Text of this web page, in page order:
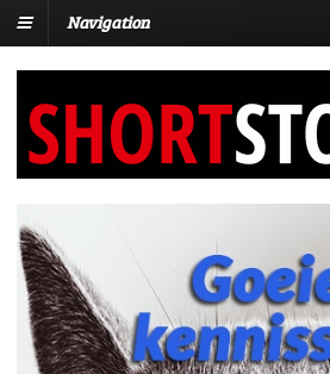
Navigation